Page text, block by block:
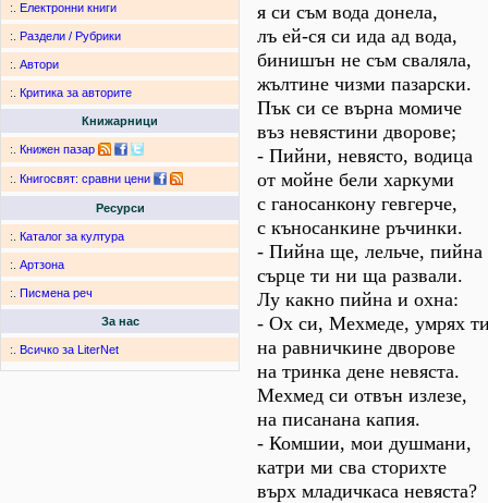
:. Електронни книги
:. Раздели / Рубрики
:. Автори
:. Критика за авторите
Книжарници
:. Книжен пазар
:. Книгосвят: сравни цени
Ресурси
:. Каталог за култура
:. Артзона
:. Писмена реч
За нас
:. Всичко за LiterNet
я си съм вода донела,
лъ ей-ся си ида ад вода,
бинишън не съм сваляла,
жълтине чизми пазарски.
Пък си се върна момиче
въз невястини дворове;
- Пийни, невясто, водица
от мойне бели харкуми
с ганосанкону гевгерче,
с къносанкине ръчинки.
- Пийна ще, лельче,
сърце ти ни ща развали.
Лу какно пийна и охна:
- Ох си, Мехмеде, умрях
на равничкине дворове
на тринка дене невяста.
Мехмед си отвън излезе,
на писанана капия.
- Комшии, мои душмани,
катри ми сва сторихте
върх младичкаса невяста?